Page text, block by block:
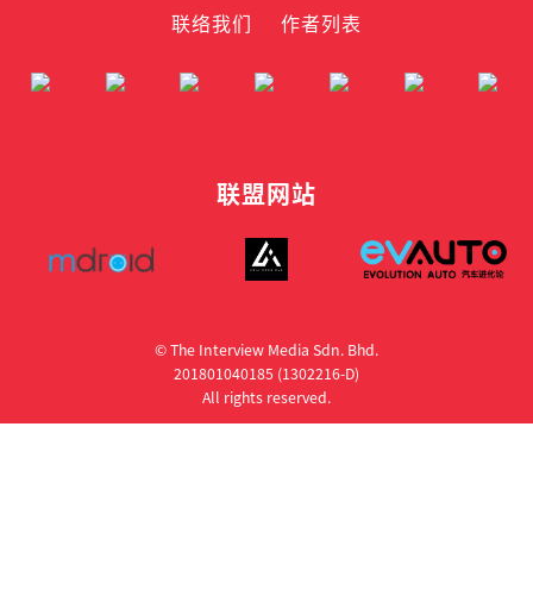
联络我们
作者列表
联盟网站
© The Interview Media Sdn. Bhd.
201801040185 (1302216­-D)
All rights reserved.